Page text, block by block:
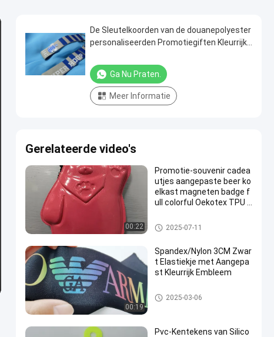
De Sleutelkoorden van de douanepolyester
personaliseerden Promotiegiften Kleurrijke
Ga Nu Praten.
Meer Informatie
Gerelateerde video's
00:22
Promotie-souvenir cadea
utjes aangepaste beer ko
elkast magneten badge f
ull colorful Oekotex TPU v
gepersonaliseerde relatiegesc
henken
2025-07-11
00:19
Spandex/Nylon 3CM Zwar
t Elastiekje met Aangepa
st Kleurrijk Embleem
Bindband
2025-03-06
Pvc-Kentekens van Silico